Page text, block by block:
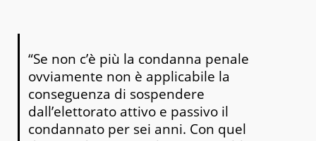
“Se non c’è più la condanna penale
ovviamente non è applicabile la
conseguenza di sospendere
dall’elettorato attivo e passivo il
condannato per sei anni. Con quel